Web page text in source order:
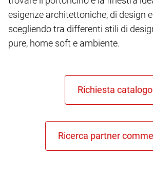
esigenze architettoniche, di design
scegliendo tra differenti stili di
pure, home soft e ambiente.